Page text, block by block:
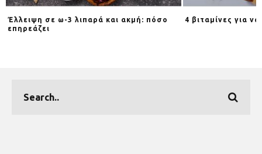
Έλλειψη σε ω-3 λιπαρά και ακμή: πόσο
επηρεάζει
4 βιταμίνες για